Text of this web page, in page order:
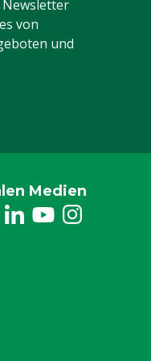
Newsletter
von
und
Medien